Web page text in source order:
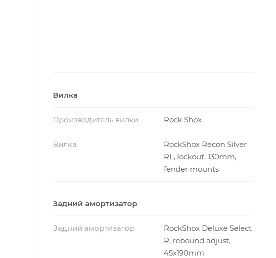
Вилка
Производитель вилки Rock Shox
Вилка
RockShox Recon Silver
RL, lockout, 130mm,
fender mounts
Задний амортизатор
Задний амортизатор
RockShox Deluxe Select
R, rebound adjust,
45x190mm